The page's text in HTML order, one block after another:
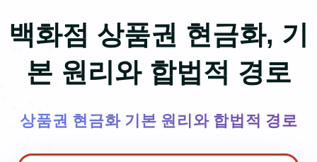
백화점 상품권 현금화, 기
본 원리와 합법적 경로
상품권 현금화 기본 원리와 합법적 경로